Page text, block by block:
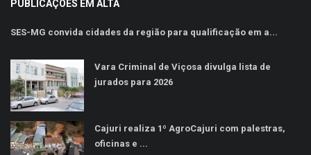
PUBLICAÇÕES EM ALTA
SES-MG convida cidades da região para qualificação em a...
Vara Criminal de Viçosa divulga lista de
jurados para 2026
Cajuri realiza 1º AgroCajuri com palestras,
oficinas e ...